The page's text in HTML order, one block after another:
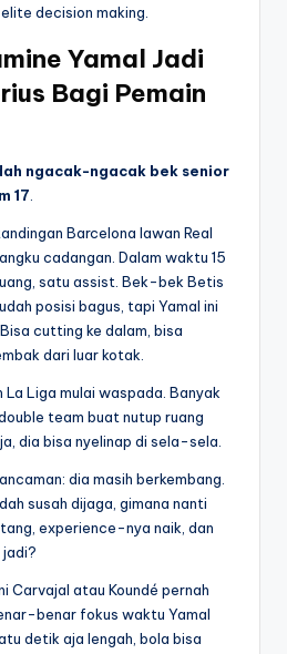
decision making.
Yamal Jadi
Bagi Pemain
ngacak-ngacak bek senior
17
Barcelona lawan Real
cadangan. Dalam waktu 15
satu assist. Bek-bek Betis
posisi bagus, tapi Yamal ini
cutting ke dalam, bisa
dari luar kotak.
Liga mulai waspada. Banyak
team buat nutup ruang
dia bisa nyelinap di sela-sela.
dia masih berkembang.
susah dijaga, gimana nanti
experience-nya naik, dan
Carvajal atau Koundé pernah
benar fokus waktu Yamal
detik aja lengah, bola bisa